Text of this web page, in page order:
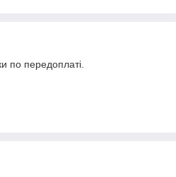
по передоплаті.